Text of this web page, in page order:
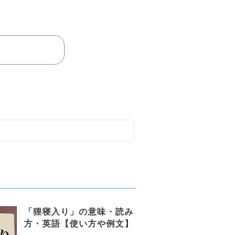
「狸寝入り」の意味・読み
方・英語【使い方や例文】